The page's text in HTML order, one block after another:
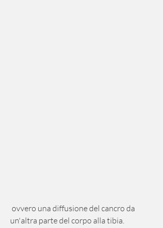
un'altra parte del corpo alla tibia.